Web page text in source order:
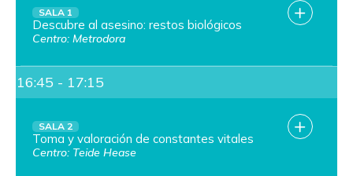
SALA 1
Descubre al asesino: restos biológicos
Centro: Metrodora
16:45 - 17:15
SALA 2
Toma y valoración de constantes vitales
Centro: Teide Hease